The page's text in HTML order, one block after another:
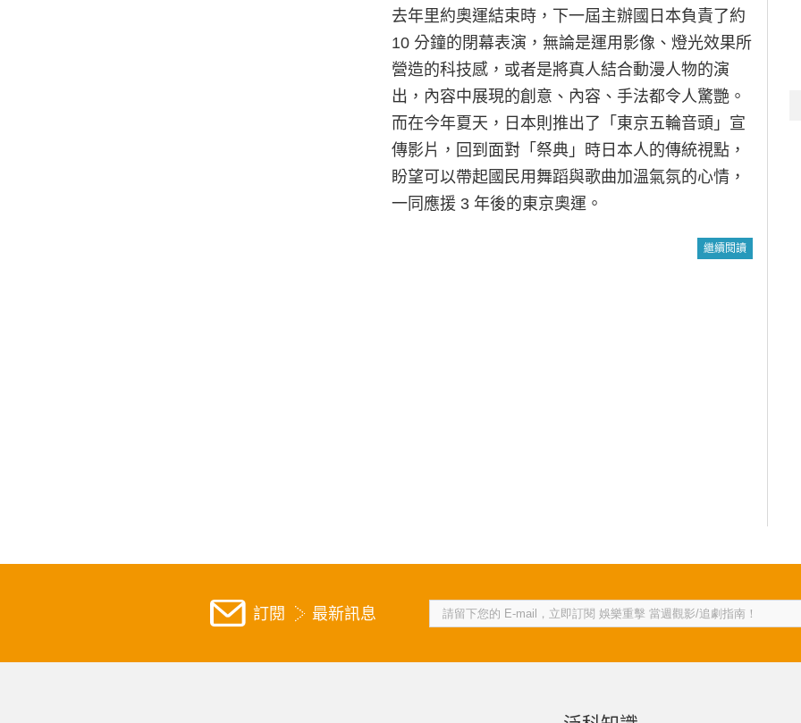
去年里約奧運結束時，下一屆主辦國日本負責了約
10 分鐘的閉幕表演，無論是運用影像、燈光效果所
營造的科技感，或者是將真人結合動漫人物的演
出，內容中展現的創意、內容、手法都令人驚艷。
而在今年夏天，日本則推出了「東京五輪音頭」宣
傳影片，回到面對「祭典」時日本人的傳統視點，
盼望可以帶起國民用舞蹈與歌曲加溫氣氛的心情，
一同應援 3 年後的東京奧運。
繼續閱讀
訂閱 最新訊息